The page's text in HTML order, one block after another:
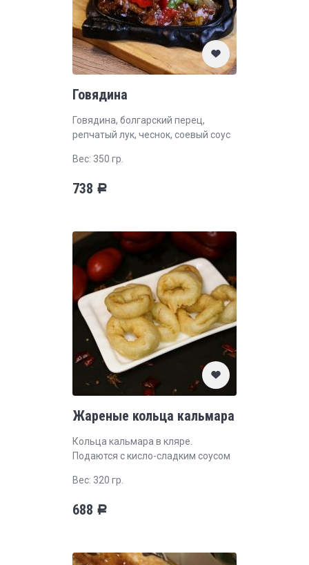
Говядина
Говядина, болгарский перец,
репчатый лук, чеснок, соевый соус
Вес: 350 гр.
738 Р
Жареные кольца кальмара
Кольца кальмара в кляре.
Подаются с кисло-сладким соусом
Вес: 320 гр.
688 Р